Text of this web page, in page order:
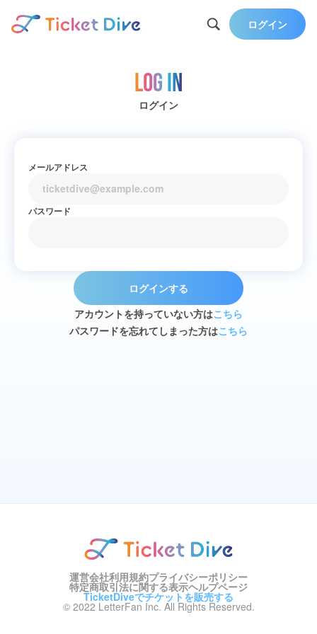
ログイン
Log in
ログイン
メールアドレス
パスワード
ログインする
アカウントを持っていない方はこちら
パスワードを忘れてしまった方はこちら
運営会社利用規約プライバシーポリシー
特定商取引法に関する表示ヘルプページ
TicketDiveでチケットを販売する
© 2022 LetterFan Inc. All Rights Reserved.